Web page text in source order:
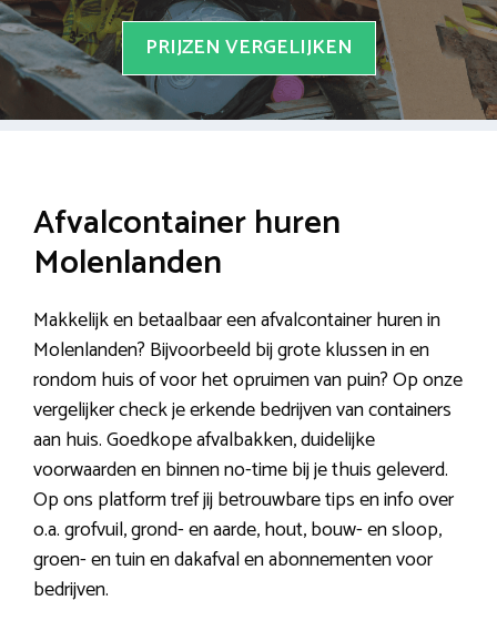
PRIJZEN VERGELIJKEN
Afvalcontainer huren
Molenlanden
Makkelijk en betaalbaar een afvalcontainer huren in
Molenlanden? Bijvoorbeeld bij grote klussen in en
rondom huis of voor het opruimen van puin? Op onze
vergelijker check je erkende bedrijven van containers
aan huis. Goedkope afvalbakken, duidelijke
voorwaarden en binnen no-time bij je thuis geleverd.
Op ons platform tref jij betrouwbare tips en info over
o.a. grofvuil, grond- en aarde, hout, bouw- en sloop,
groen- en tuin en dakafval en abonnementen voor
bedrijven.